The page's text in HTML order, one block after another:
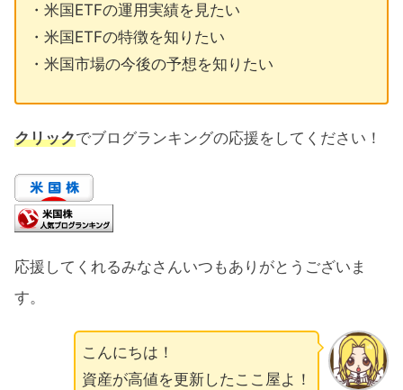
・米国ETFの運用実績を見たい
・米国ETFの特徴を知りたい
・米国市場の今後の予想を知りたい
クリックでブログランキングの応援をしてください！
応援してくれるみなさんいつもありがとうございま
す。
こんにちは！
資産が高値を更新したここ屋よ！